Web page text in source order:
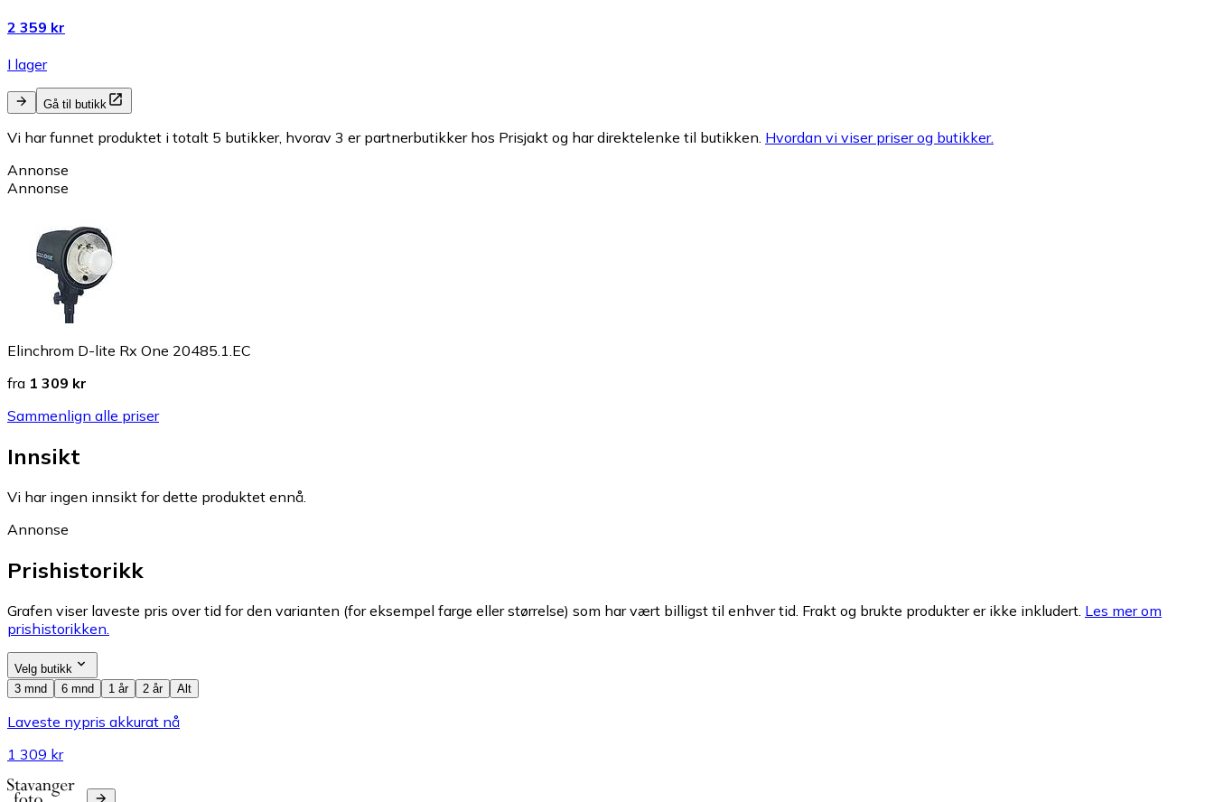
2 359 kr
I lager
Gå til butikk
Vi har funnet produktet i totalt 5 butikker, hvorav 3 er partnerbutikker hos Prisjakt og har direktelenke til butikken. Hvordan vi viser priser og butikker.
Annonse
Annonse
Elinchrom D-lite Rx One 20485.1.EC
fra 1 309 kr
Sammenlign alle priser
Innsikt
Vi har ingen innsikt for dette produktet ennå.
Annonse
Prishistorikk
Grafen viser laveste pris over tid for den varianten (for eksempel farge eller størrelse) som har vært billigst til enhver tid. Frakt og brukte produkter er ikke inkludert. Les mer om
prishistorikken.
Velg butikk
3 mnd
6 mnd 1 år 2 år Alt
Laveste nypris akkurat nå
1 309 kr